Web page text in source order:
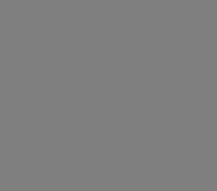
分）